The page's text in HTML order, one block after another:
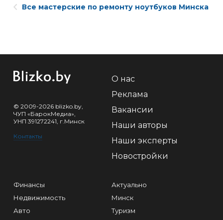
Все мастерские по ремонту ноутбуков Минска
© 2009-2026 blizko.by,
ЧУП «БарокМедиа»,
УНП 391272241, г.Минск
Контакты
О нас
Реклама
Вакансии
Наши авторы
Наши эксперты
Новостройки
Финансы
Недвижимость
Авто
Актуально
Минск
Туризм